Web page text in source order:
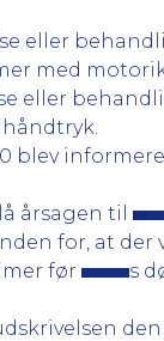
eller
med
eller
blev
årsagen til
for, at der
før
s